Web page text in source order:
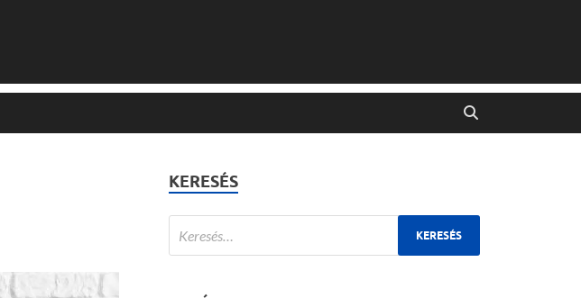
KERESÉS